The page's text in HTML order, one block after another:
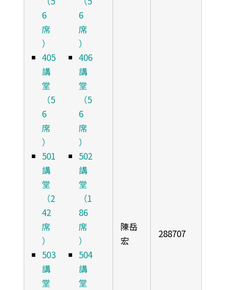
6
席
）
405
講
堂
（5
6
席
）
501
講
堂
（2
42
席
）
503
講
堂
6
席
）
406
講
堂
（5
6
席
）
502
講
堂
（1
86
席
）
504
講
堂
陳岳
宏
288707